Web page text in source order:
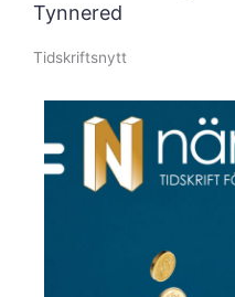
Tynnered
Tidskriftsnytt